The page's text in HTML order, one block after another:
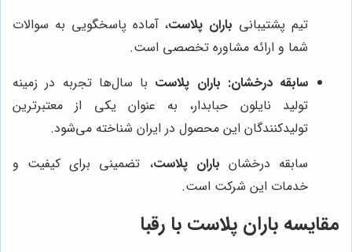
تیم پشتیبانی باران پلاست، آماده پاسخگویی به سوالات
شما و ارائه مشاوره تخصصی است.
سابقه درخشان: باران پلاست با سال‌ها تجربه در زمینه
تولید نایلون حبابدار، به عنوان یکی از معتبرترین
تولیدکنندگان این محصول در ایران شناخته می‌شود.
سابقه درخشان باران پلاست، تضمینی برای کیفیت و
خدمات این شرکت است.
مقایسه باران پلاست با رقبا